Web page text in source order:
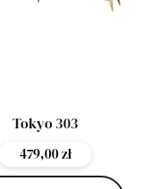
Tokyo 303
479,00zł